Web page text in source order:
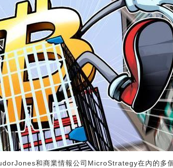
和商業情報公司MicroStrategy在內的多